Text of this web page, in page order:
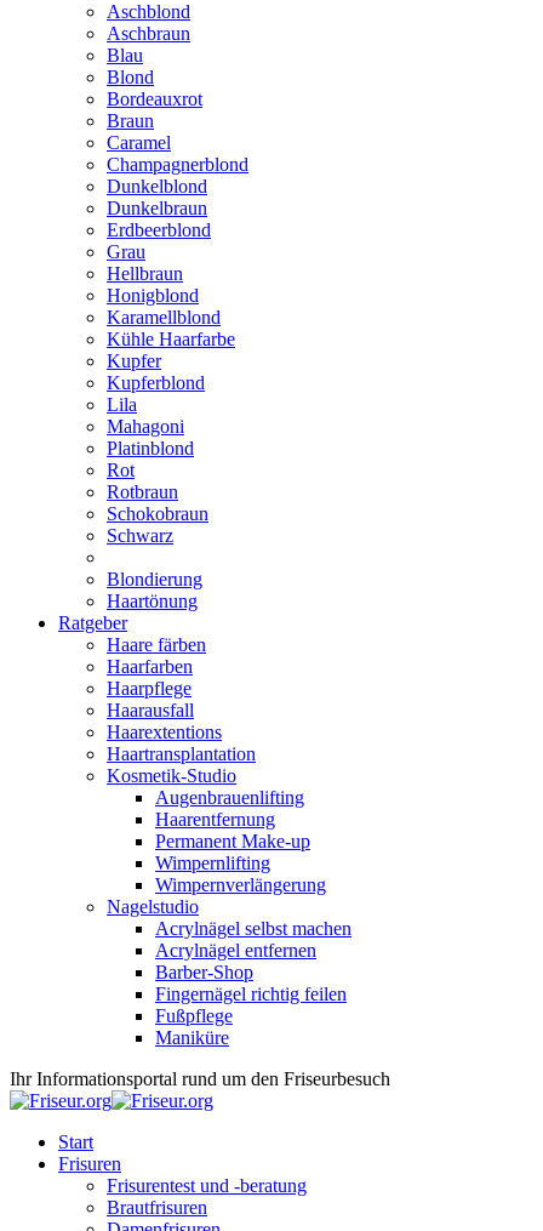
Aschblond
Aschbraun
Blau
Blond
Bordeauxrot
Braun
Caramel
Champagnerblond
Dunkelblond
Dunkelbraun
Erdbeerblond
Grau
Hellbraun
Honigblond
Karamellblond
Kühle Haarfarbe
Kupfer
Kupferblond
Lila
Mahagoni
Platinblond
Rot
Rotbraun
Schokobraun
Schwarz
Blondierung
Haartönung
Ratgeber
Haare färben
Haarfarben
Haarpflege
Haarausfall
Haarextentions
Haartransplantation
Kosmetik-Studio
Augenbrauenlifting
Haarentfernung
Permanent Make-up
Wimpernlifting
Wimpernverlängerung
Nagelstudio
Acrylnägel selbst machen
Acrylnägel entfernen
Barber-Shop
Fingernägel richtig feilen
Fußpflege
Maniküre
Ihr Informationsportal rund um den Friseurbesuch
Start
Frisuren
Frisurentest und -beratung
Brautfrisuren